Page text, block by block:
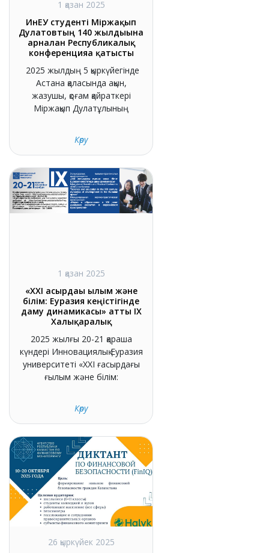
1 қазан 2025
ИнЕУ студенті Міржақып
Дулатовтың 140 жылдығына
арналған Республикалық
конференцияға қатысты
2025 жылдың 5 қыркүйегінде
Астана қаласында ақын,
жазушы, қоғам қайраткері
Міржақып Дулатұлының
Көру
1 қазан 2025
«XXI ғасырдағы ғылым және
білім: Еуразия кеңістігінде
даму динамикасы» атты IX
Халықаралық
2025 жылғы 20-21 қараша
күндері Инновациялық Еуразия
университеті «XXI ғасырдағы
ғылым және білім:
Көру
26 қыркүйек 2025